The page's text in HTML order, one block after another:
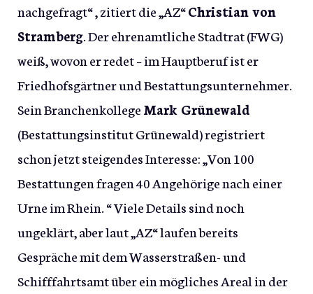
nachgefragt“ , zitiert die „AZ“Christian von
Stramberg. Der ehrenamtliche Stadtrat (FWG)
weiß, wovon er redet – im Hauptberuf ist er
Friedhofsgärtner und Bestattungsunternehmer.
Sein BranchenkollegeMark Grünewald
(Bestattungsinstitut Grünewald) registriert
schon jetzt steigendes Interesse: „Von 100
Bestattungen fragen 40 Angehörige nach einer
Urne im Rhein. “ Viele Details sind noch
ungeklärt, aber laut „AZ“ laufen bereits
Gespräche mit dem Wasserstraßen- und
Schifffahrtsamt über ein mögliches Areal in der